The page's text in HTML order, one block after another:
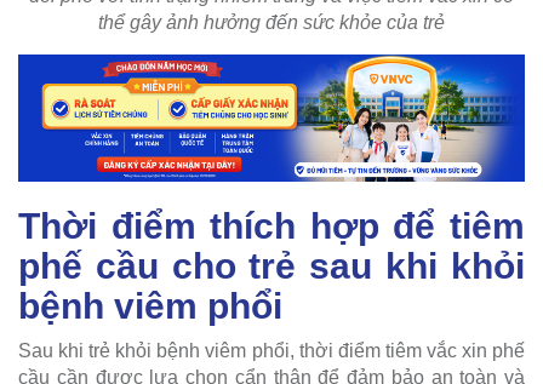
thể gây ảnh hưởng đến sức khỏe của trẻ
Thời điểm thích hợp để tiêm
phế cầu cho trẻ sau khi khỏi
bệnh viêm phổi
Sau khi trẻ khỏi bệnh viêm phổi, thời điểm tiêm vắc xin phế
cầu cần được lựa chọn cẩn thận để đảm bảo an toàn và